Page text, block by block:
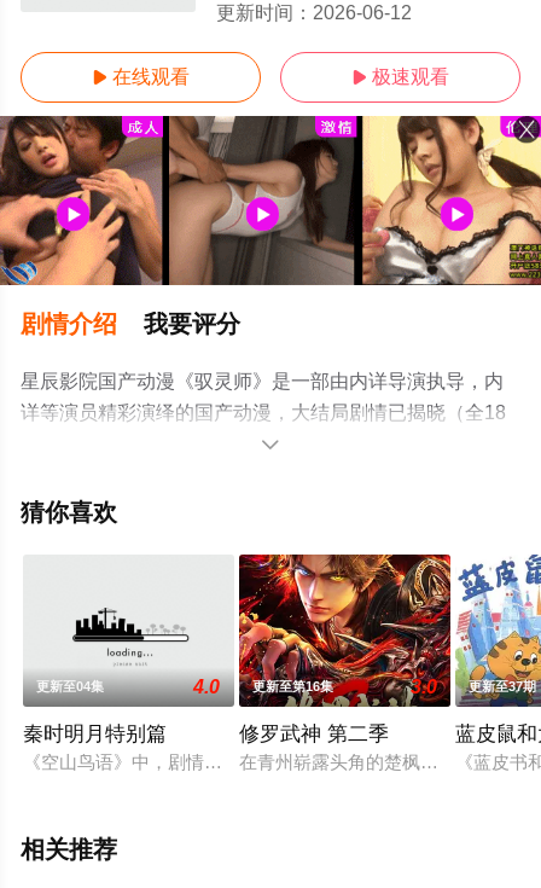
更新时间： 2026-06-12
 在线观看  极速观看
剧情介绍 我要评分
星辰影院国产动漫《驭灵师》是一部由内详导演执导，内
详等演员精彩演绎的国产动漫，大结局剧情已揭晓（全18
集），手机免费观看高清无删减完整版动漫全集就上星辰
等平台了解。

猜你喜欢
更新至04集 4.0
秦时明月特别篇
《空山鸟语》中，剧情将回溯至白凤加入流沙组织之前，演绎
更新至第16集 3.0
修罗武神 第二季
在青州崭露头角的楚枫随青龙宗主李
更新至37期
蓝皮鼠
《蓝皮书
相关推荐